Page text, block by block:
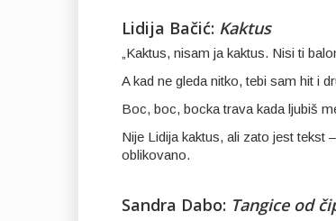
Lidija Bačić: Kaktus
„Kaktus, nisam ja kaktus. Nisi ti
A kad ne gleda nitko, tebi sam hit i
Boc, boc, bocka trava kada ljubiš
Nije Lidija kaktus, ali zato jest tekst
oblikovano.
Sandra Dabo: Tangice od